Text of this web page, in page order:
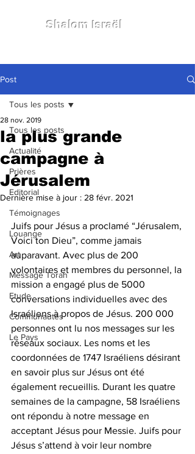
Shalom Israël
Post
Tous les posts
Actualité
Prières
Editorial
Témoignages
Louange
Art
Message Torah
Etude
Communautés
Le Pays
Tous les posts
la plus grande
campagne à
Jérusalem
28 nov. 2019
Dernière mise à jour : 28 févr. 2021
Juifs pour Jésus a proclamé “Jérusalem,
Voici ton Dieu”, comme jamais
auparavant. Avec plus de 200
volontaires et membres du personnel, la
mission a engagé plus de 5000
conversations individuelles avec des
Israéliens à propos de Jésus. 200 000
personnes ont lu nos messages sur les
réseaux sociaux. Les noms et les
coordonnées de 1747 Israéliens désirant
en savoir plus sur Jésus ont été
également recueillis. Durant les quatre
semaines de la campagne, 58 Israéliens
ont répondu à notre message en
acceptant Jésus pour Messie. Juifs pour
Jésus s’attend à voir leur nombre